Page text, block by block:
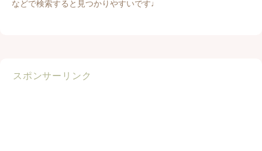
などで検索すると見つかりやすいです♩
スポンサーリンク